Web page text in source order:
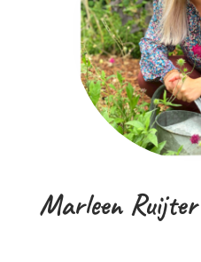
Marleen Ruijter